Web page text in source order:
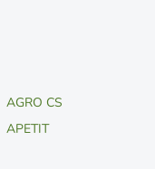
AGRO CS
APETIT